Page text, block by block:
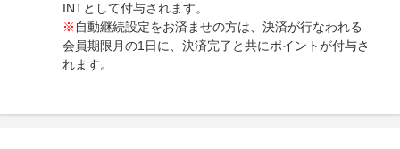
INTとして付与されます。
※ 自動継続設定をお済ませの方は、決済が行なわれる
会員期限月の1日に、決済完了と共にポイントが付与さ
れます。